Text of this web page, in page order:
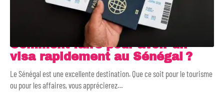
Comment faire pour avoir un
visa rapidement au Sénégal ?
Le Sénégal est une excellente destination. Que ce soit pour le tourisme
ou pour les affaires, vous apprécierez…